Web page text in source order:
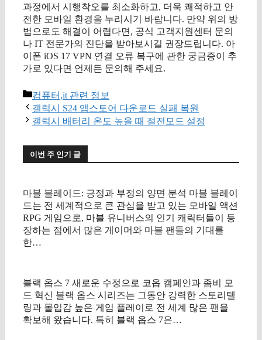
과정에서 시행착오를 최소화하고, 더욱 쾌적하고 안
전한 모바일 환경을 누리시기 바랍니다. 만약 위의 방
법으로도 해결이 어렵다면, 공식 고객지원센터 문의
나 IT 전문가의 진단을 받아보시길 권장드립니다. 아
이폰 iOS 17 VPN 연결 오류 복구에 관한 궁금증이 추
가로 있다면 언제든 문의해 주세요.
카
테
고
컴퓨터,it 관련 정보
갤럭시 S24 앱스토어 다운로드 실패 복원
갤럭시 배터리 온도 높을 때 절전모드 설정
이번 주 인기 글
마블 블레이드: 긍정과 부정의 양면 분석 마블 블레이
드는 전 세계적으로 큰 관심을 받고 있는 모바일 액션
RPG 게임으로, 마블 유니버스의 인기 캐릭터들이 등
장하는 점에서 많은 게이머와 마블 팬들의 기대를
한…
블랙 옵스 7 새로운 수정으로 코옵 캠페인과 좀비 모
드 혁신 블랙 옵스 시리즈는 그동안 강력한 스토리텔
링과 몰입감 높은 게임 플레이로 전 세계 많은 팬을
확보해 왔습니다. 특히 블랙 옵스 7은…